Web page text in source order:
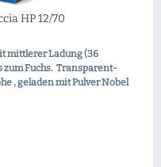
HP 12/70
mittlerer Ladung (36
zum Fuchs. Transparent-
, geladen mit Pulver Nobel